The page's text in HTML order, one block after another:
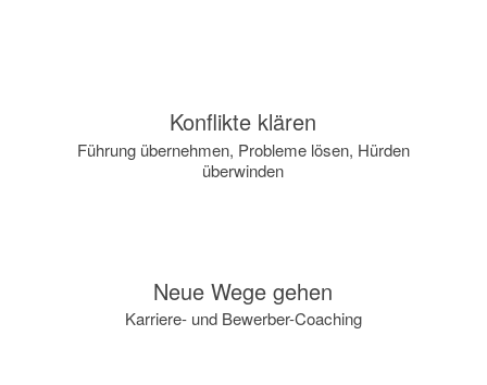
Konflikte klären
Führung übernehmen, Probleme lösen, Hürden
überwinden
Neue Wege gehen
Karriere- und Bewerber-Coaching